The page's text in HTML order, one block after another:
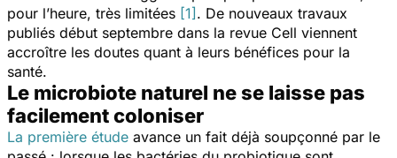
pour l’heure, très limitées [1]. De nouveaux travaux
publiés début septembre dans la revue Cell viennent
accroître les doutes quant à leurs bénéfices pour la
santé.
Le microbiote naturel ne se laisse pas
facilement coloniser
La première étude avance un fait déjà soupçonné par le